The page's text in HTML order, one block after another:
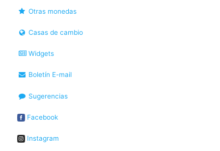
Otras monedas
Casas de cambio
Widgets
Boletín E-mail
Sugerencias
Facebook
Instagram